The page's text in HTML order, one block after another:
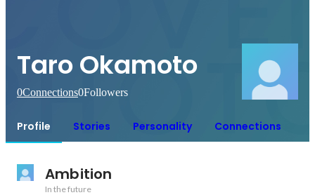
Taro Okamoto
0Connections0Followers
Profile Stories Personality Connections
Ambition
In the future